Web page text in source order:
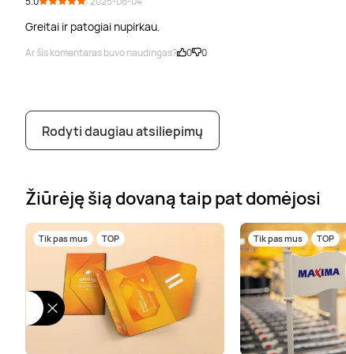
Greitai ir patogiai nupirkau.
Ar šis komentaras buvo naudingas? 0 0
Rodyti daugiau atsiliepimų
Žiūrėję šią dovaną taip pat domėjosi
Tik pas mus TOP Tik pas mus TOP